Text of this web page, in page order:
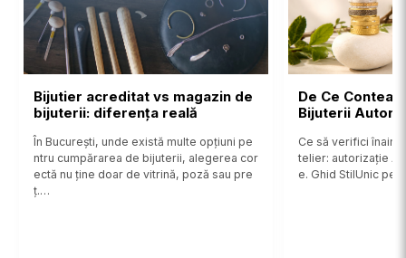
Bijutier acreditat vs magazin de
bijuterii: diferența reală
În București, unde există multe opțiuni pe
ntru cumpărarea de bijuterii, alegerea cor
ectă nu ține doar de vitrină, poză sau pre
ț.…
De Ce
Bijuterii
Ce să verifici
telier: autorizație
e. Ghid StilUnic